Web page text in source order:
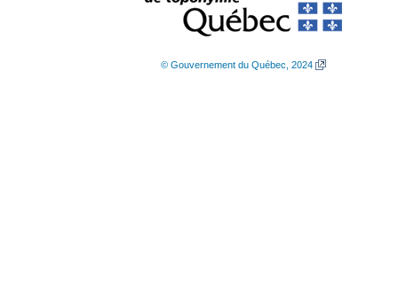
© Gouvernement du Québec, 2024